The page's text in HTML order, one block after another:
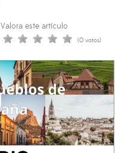
Valora este artículo
(0 votos)